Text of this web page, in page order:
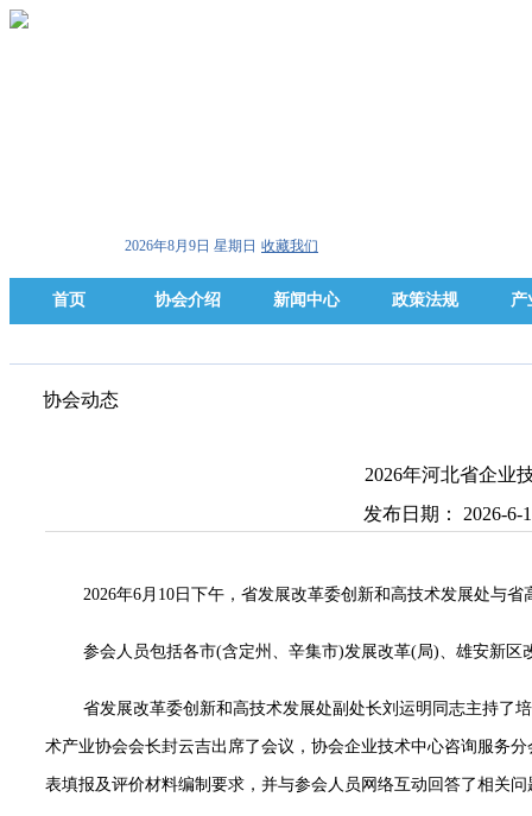
2026年8月9日 星期日 收藏我们
首页 协会介绍 新闻中心 政策法规 产
协会动态
2026年河北省企业
发布日期： 2026-
2026年6月10日下午，省发展改革委创新和高技术发展处与
参会人员包括各市(含定州、辛集市)发展改革(局)、雄安新
省发展改革委创新和高技术发展处副处长刘运明同志主持了
术产业协会会长封云吉出席了会议，协会企业技术中心咨询服务
表填报及评价材料编制要求，并与参会人员网络互动回答了相关问